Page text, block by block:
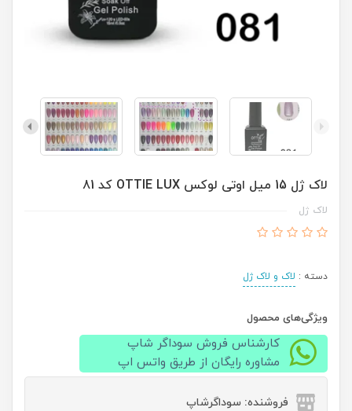
لاک ژل 15 میل اوتی لوکس OTTIE LUX کد 81
لاک ژل
دسته : لاک و لاک ژل
ویژگی‌های محصول
کارشناس فروش سوداگر شاپ
مشاوره رایگان از طریق واتس اپ
فروشنده: سوداگرشاپ